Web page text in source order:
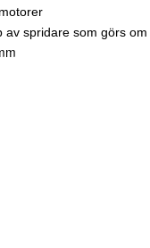
av spridare som görs